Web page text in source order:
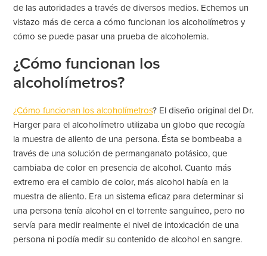
de las autoridades a través de diversos medios. Echemos un
vistazo más de cerca a cómo funcionan los alcoholímetros y
cómo se puede pasar una prueba de alcoholemia.
¿Cómo funcionan los
alcoholímetros?
¿Cómo funcionan los alcoholímetros? El diseño original del Dr.
Harger para el alcoholímetro utilizaba un globo que recogía
la muestra de aliento de una persona. Ésta se bombeaba a
través de una solución de permanganato potásico, que
cambiaba de color en presencia de alcohol. Cuanto más
extremo era el cambio de color, más alcohol había en la
muestra de aliento. Era un sistema eficaz para determinar si
una persona tenía alcohol en el torrente sanguíneo, pero no
servía para medir realmente el nivel de intoxicación de una
persona ni podía medir su contenido de alcohol en sangre.